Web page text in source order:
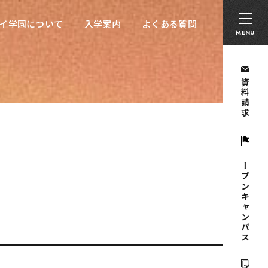
MENU
学園について 入学案内 よくある質問
資料請求
オープンキャンパス
採用担当者の方へ 留学生の方へ
学園について 入学案内 よくある質問